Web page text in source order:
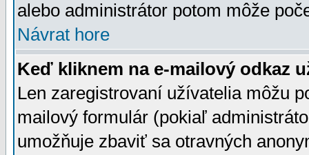
alebo administrátor potom môže
Návrat hore
Keď kliknem na e-mailový odkaz
Len zaregistrovaní užívatelia môžu
mailový formulár (pokiaľ
umožňuje zbaviť sa otravných